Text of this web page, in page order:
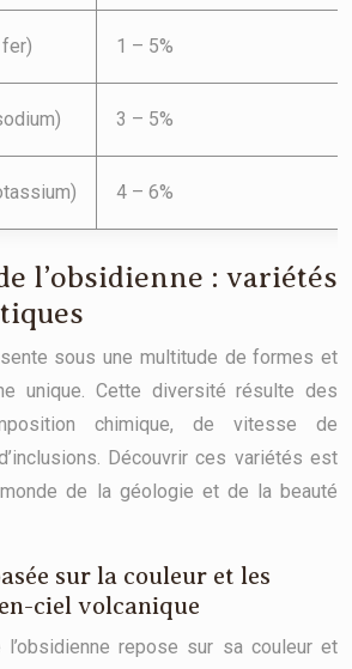
1 – 5%
3 – 5%
4 – 6%
l’obsidienne : variétés
sous une multitude de formes et
unique. Cette diversité résulte des
chimique, de vitesse de
Découvrir ces variétés est
de la géologie et de la beauté
sur la couleur et les
ciel volcanique
repose sur sa couleur et